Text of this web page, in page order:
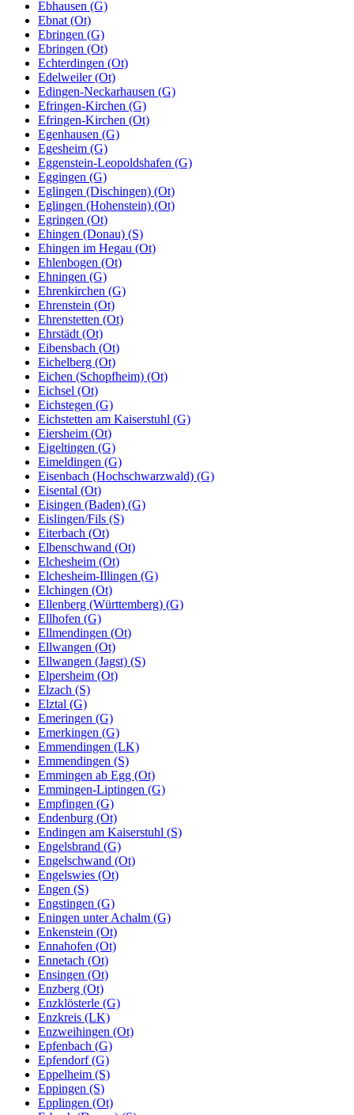
Ebhausen (G)
Ebnat (Ot)
Ebringen (G)
Ebringen (Ot)
Echterdingen (Ot)
Edelweiler (Ot)
Edingen-Neckarhausen (G)
Efringen-Kirchen (G)
Efringen-Kirchen (Ot)
Egenhausen (G)
Egesheim (G)
Eggenstein-Leopoldshafen (G)
Eggingen (G)
Eglingen (Dischingen) (Ot)
Eglingen (Hohenstein) (Ot)
Egringen (Ot)
Ehingen (Donau) (S)
Ehingen im Hegau (Ot)
Ehlenbogen (Ot)
Ehningen (G)
Ehrenkirchen (G)
Ehrenstein (Ot)
Ehrenstetten (Ot)
Ehrstädt (Ot)
Eibensbach (Ot)
Eichelberg (Ot)
Eichen (Schopfheim) (Ot)
Eichsel (Ot)
Eichstegen (G)
Eichstetten am Kaiserstuhl (G)
Eiersheim (Ot)
Eigeltingen (G)
Eimeldingen (G)
Eisenbach (Hochschwarzwald) (G)
Eisental (Ot)
Eisingen (Baden) (G)
Eislingen/Fils (S)
Eiterbach (Ot)
Elbenschwand (Ot)
Elchesheim (Ot)
Elchesheim-Illingen (G)
Elchingen (Ot)
Ellenberg (Württemberg) (G)
Ellhofen (G)
Ellmendingen (Ot)
Ellwangen (Ot)
Ellwangen (Jagst) (S)
Elpersheim (Ot)
Elzach (S)
Elztal (G)
Emeringen (G)
Emerkingen (G)
Emmendingen (LK)
Emmendingen (S)
Emmingen ab Egg (Ot)
Emmingen-Liptingen (G)
Empfingen (G)
Endenburg (Ot)
Endingen am Kaiserstuhl (S)
Engelsbrand (G)
Engelschwand (Ot)
Engelswies (Ot)
Engen (S)
Engstingen (G)
Eningen unter Achalm (G)
Enkenstein (Ot)
Ennahofen (Ot)
Ennetach (Ot)
Ensingen (Ot)
Enzberg (Ot)
Enzklösterle (G)
Enzkreis (LK)
Enzweihingen (Ot)
Epfenbach (G)
Epfendorf (G)
Eppelheim (S)
Eppingen (S)
Epplingen (Ot)